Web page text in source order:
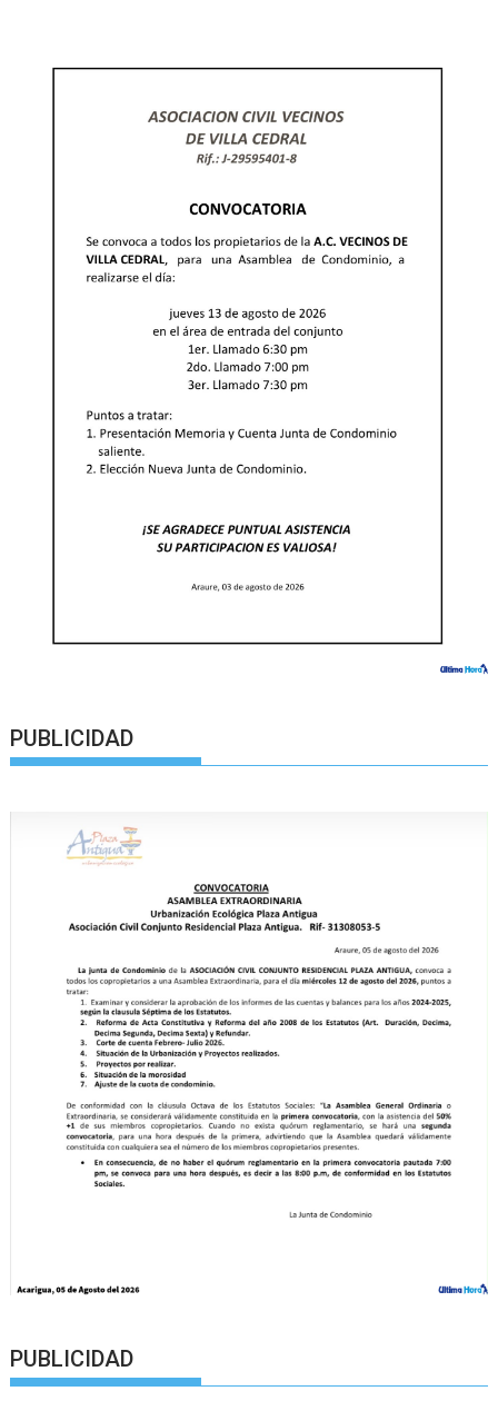
PUBLICIDAD
PUBLICIDAD